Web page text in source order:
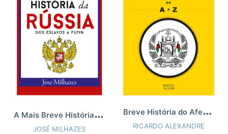
A
Mais Breve História da Rússia
JOSÉ MILHAZES
B
reve História do Afeganistão
RICARDO ALEXANDRE